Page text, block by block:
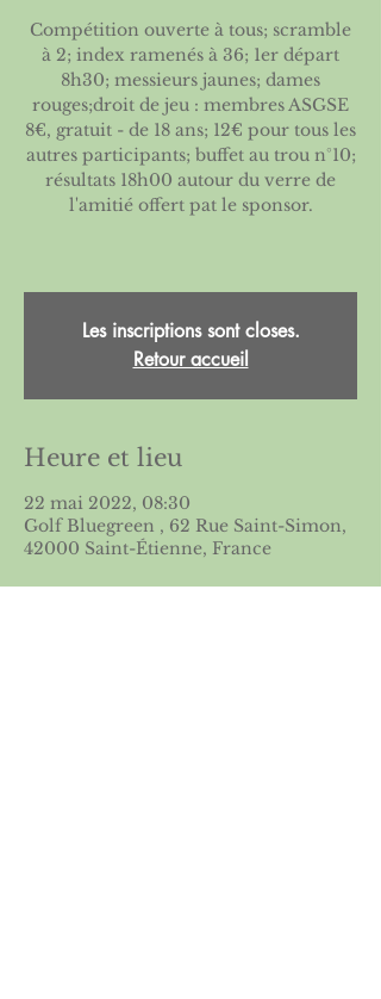
Compétition ouverte à tous; scramble
à 2; index ramenés à 36; 1er départ
8h30; messieurs jaunes; dames
rouges;droit de jeu : membres ASGSE
8€, gratuit - de 18 ans; 12€ pour tous les
autres participants; buffet au trou n°10;
résultats 18h00 autour du verre de
l'amitié offert pat le sponsor.
Les inscriptions sont closes.
Retour accueil
Heure et lieu
22 mai 2022, 08:30
Golf Bluegreen , 62 Rue Saint-Simon,
42000 Saint-Étienne, France